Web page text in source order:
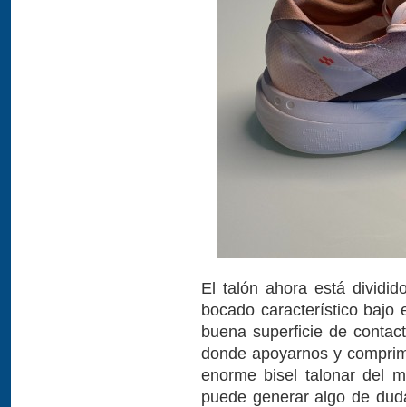
El talón ahora está
bocado característico bajo
buena superficie de
donde apoyarnos y
enorme bisel talonar del
puede generar algo de